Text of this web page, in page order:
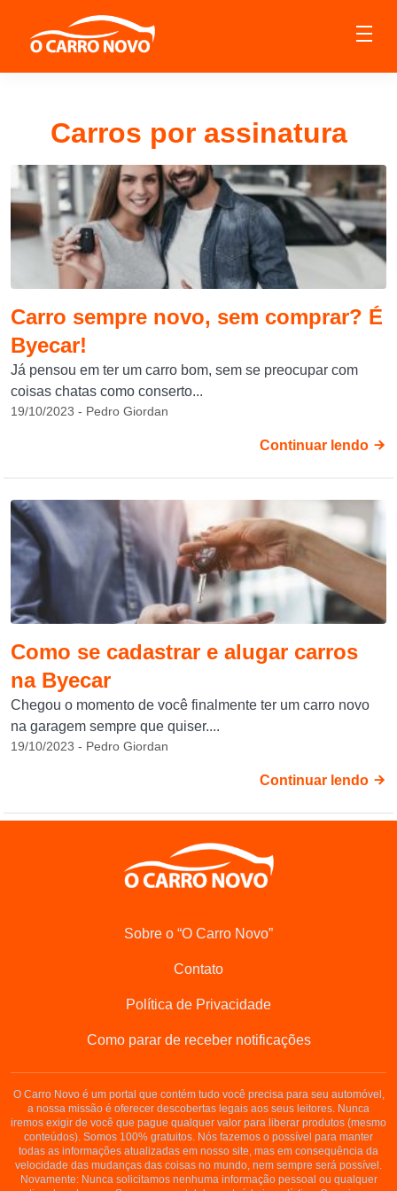
Carros por assinatura
Carro sempre novo, sem comprar? É
Byecar!
Já pensou em ter um carro bom, sem se preocupar com
coisas chatas como conserto...
19/10/2023 - Pedro Giordan
Continuar lendo
Como se cadastrar e alugar carros
na Byecar
Chegou o momento de você finalmente ter um carro novo
na garagem sempre que quiser....
19/10/2023 - Pedro Giordan
Continuar lendo
Sobre o “O Carro Novo”
Contato
Política de Privacidade
Como parar de receber notificações
O Carro Novo é um portal que contém tudo você precisa para seu automóvel,
a nossa missão é oferecer descobertas legais aos seus leitores. Nunca
iremos exigir de você que pague qualquer valor para liberar produtos (mesmo
conteúdos). Somos 100% gratuitos. Nós fazemos o possível para manter
todas as informações atualizadas em nosso site, mas em consequência da
velocidade das mudanças das coisas no mundo, nem sempre será possível.
Novamente: Nunca solicitamos nenhuma informação pessoal ou qualquer